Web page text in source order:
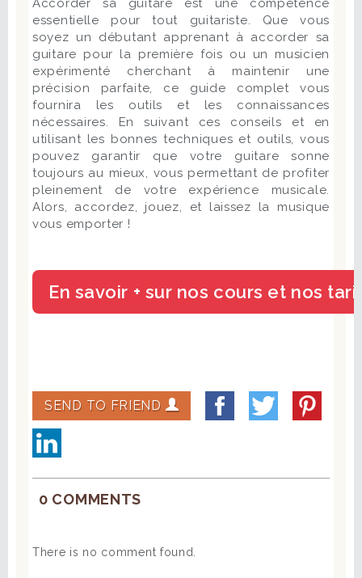
Accorder sa guitare est une compétence
essentielle pour tout guitariste. Que vous
soyez un débutant apprenant à accorder sa
guitare pour la première fois ou un musicien
expérimenté cherchant à maintenir une
précision parfaite, ce guide complet vous
fournira les outils et les connaissances
nécessaires. En suivant ces conseils et en
utilisant les bonnes techniques et outils, vous
pouvez garantir que votre guitare sonne
toujours au mieux, vous permettant de profiter
pleinement de votre expérience musicale.
Alors, accordez, jouez, et laissez la musique
vous emporter !
SEND TO FRIEND
0 COMMENTS
There is no comment found.